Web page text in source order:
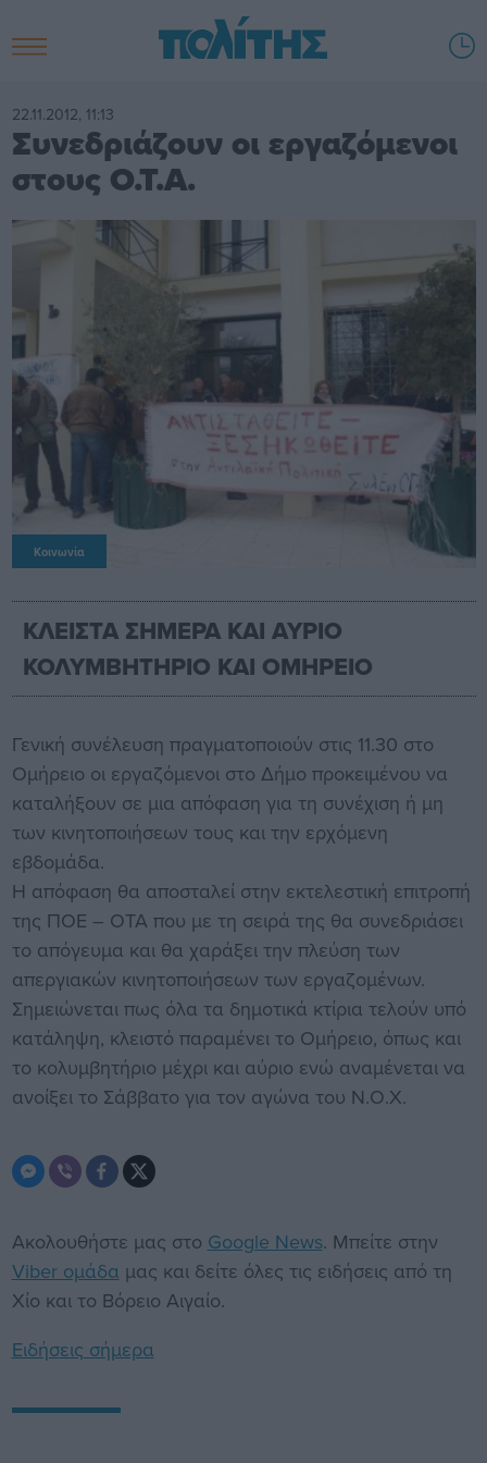
22.11.2012, 11:13
Συνεδριάζουν οι εργαζόμενοι
στους Ο.Τ.Α.
Κοινωνία
ΚΛΕΙΣΤΑ ΣΗΜΕΡΑ ΚΑΙ ΑΥΡΙΟ
ΚΟΛΥΜΒΗΤΗΡΙΟ ΚΑΙ ΟΜΗΡΕΙΟ
Γενική συνέλευση πραγματοποιούν στις 11.30 στο
Ομήρειο οι εργαζόμενοι στο Δήμο προκειμένου να
καταλήξουν σε μια απόφαση για τη συνέχιση ή μη
των κινητοποιήσεων τους και την ερχόμενη
εβδομάδα.
Η απόφαση θα αποσταλεί στην εκτελεστική επιτροπή
της ΠΟΕ – ΟΤΑ που με τη σειρά της θα συνεδριάσει
το απόγευμα και θα χαράξει την πλεύση των
απεργιακών κινητοποιήσεων των εργαζομένων.
Σημειώνεται πως όλα τα δημοτικά κτίρια τελούν υπό
κατάληψη, κλειστό παραμένει το Ομήρειο, όπως και
το κολυμβητήριο μέχρι και αύριο ενώ αναμένεται να
ανοίξει το Σάββατο για τον αγώνα του Ν.Ο.Χ.
Ακολουθήστε μας στο Google News. Μπείτε στην
Viber ομάδα μας και δείτε όλες τις ειδήσεις από τη
Χίο και το Βόρειο Αιγαίο.
Ειδήσεις σήμερα